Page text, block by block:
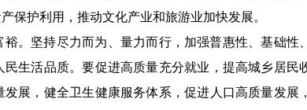
保护利用，推动文化产业和旅游业加快发展。
。坚持尽力而为、量力而行，加强普惠性、基础性
生活品质。要促进高质量充分就业，提高城乡居民
展，健全卫生健康服务体系，促进人口高质量发展